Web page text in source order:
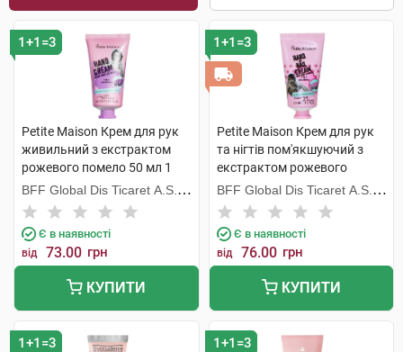
1+1=3
Petite Maison Крем для рук
живильний з екстрактом
рожевого помело 50 мл 1
туба
BFF Global Dis Ticaret A.S.
(Туреччина)
Є в наявності
від 73.00 грн
КУПИТИ
1+1=3
Petite Maison Крем для рук
та нігтів пом'якшуючий з
екстрактом рожевого
помело 50 мл 1 туба
BFF Global Dis Ticaret A.S.
(Туреччина)
Є в наявності
від 76.00 грн
КУПИТИ
1+1=3 1+1=3